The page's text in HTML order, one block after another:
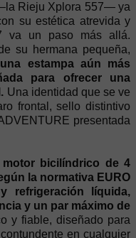
Rieju Xplora 557— ya
su estética atrevida y
va un paso más allá.
su hermana pequeña,
estampa aún más
para ofrecer una
Una identidad que se ve
frontal, sello distintivo
presentada
bicilíndrico de 4
la normativa EURO
refrigeración líquida,
y un par máximo de
y fiable, diseñado para
en cualquier